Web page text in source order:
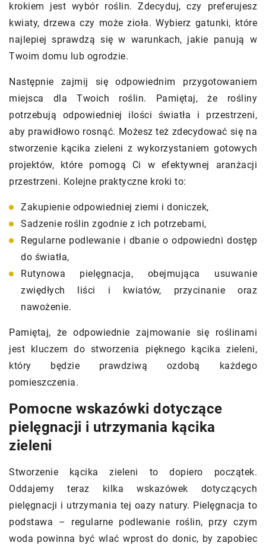
krokiem jest wybór roślin. Zdecyduj, czy preferujesz
kwiaty, drzewa czy może zioła. Wybierz gatunki, które
najlepiej sprawdzą się w warunkach, jakie panują w
Twoim domu lub ogrodzie.
Następnie zajmij się odpowiednim przygotowaniem
miejsca dla Twoich roślin. Pamiętaj, że rośliny
potrzebują odpowiedniej ilości światła i przestrzeni,
aby prawidłowo rosnąć. Możesz też zdecydować się na
stworzenie kącika zieleni z wykorzystaniem gotowych
projektów, które pomogą Ci w efektywnej aranżacji
przestrzeni. Kolejne praktyczne kroki to:
Zakupienie odpowiedniej ziemi i doniczek,
Sadzenie roślin zgodnie z ich potrzebami,
Regularne podlewanie i dbanie o odpowiedni dostęp
do światła,
Rutynowa pielęgnacja, obejmująca usuwanie
zwiędłych liści i kwiatów, przycinanie oraz
nawożenie.
Pamiętaj, że odpowiednie zajmowanie się roślinami
jest kluczem do stworzenia pięknego kącika zieleni,
który będzie prawdziwą ozdobą każdego
pomieszczenia.
Pomocne wskazówki dotyczące
pielęgnacji i utrzymania kącika
zieleni
Stworzenie kącika zieleni to dopiero początek.
Oddajemy teraz kilka wskazówek dotyczących
pielęgnacji i utrzymania tej oazy natury. Pielęgnacja to
podstawa – regularne podlewanie roślin, przy czym
woda powinna być wlać wprost do donic, by zapobiec